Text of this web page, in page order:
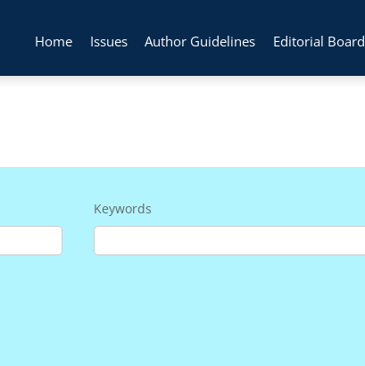
Home Issues Author Guidelines Editorial Board
Keywords